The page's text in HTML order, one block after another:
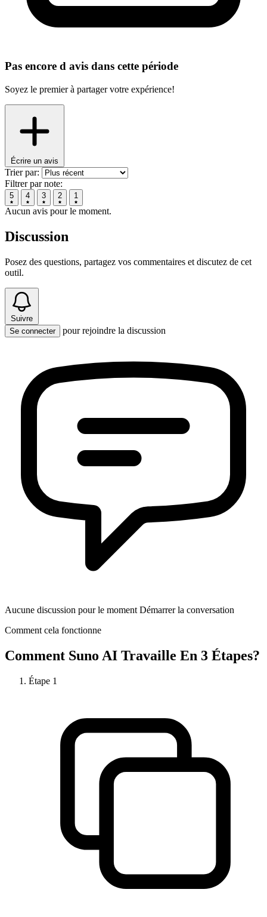
Pas encore d avis dans cette période
Soyez le premier à partager votre expérience!
Écrire un avis
Trier par:
Filtrer par note:
5 4 3 2 1
Aucun avis pour le moment.
Discussion
Posez des questions, partagez vos commentaires et discutez de cet
outil.
Suivre
Se connecter
pour rejoindre la discussion
Aucune discussion pour le moment Démarrer la conversation
Comment cela fonctionne
Comment Suno AI Travaille En 3 Étapes?
Étape 1